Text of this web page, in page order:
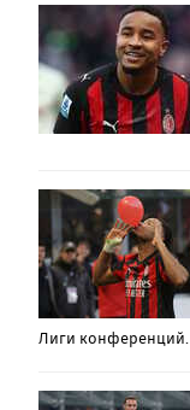
Лиги конференций.